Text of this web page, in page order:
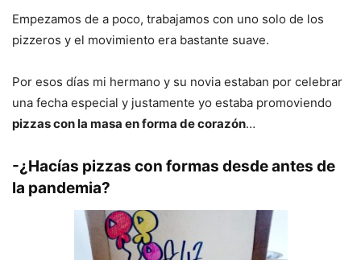
Empezamos de a poco, trabajamos con uno solo de los
pizzeros y el movimiento era bastante suave.
Por esos días mi hermano y su novia estaban por celebrar
una fecha especial y justamente yo estaba promoviendo
pizzas con la masa en forma de corazón…
-¿Hacías pizzas con formas desde antes de
la pandemia?